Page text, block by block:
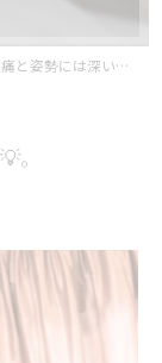
姿勢には深い関係があります💡。
。